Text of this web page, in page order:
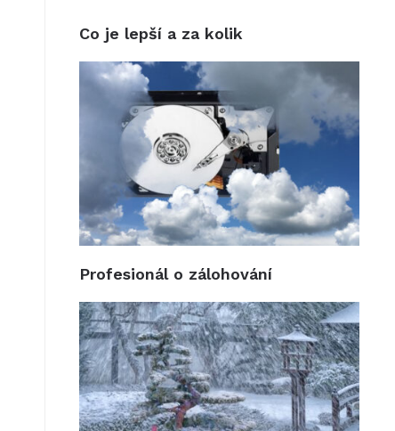
Co je lepší a za kolik
Profesionál o zálohování